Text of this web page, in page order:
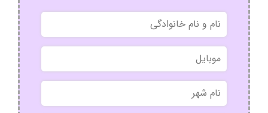
نام
و
نام
خانوادگی
موبایل
نام
شهر